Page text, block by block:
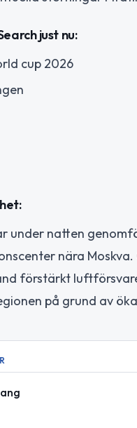
just nu:
cup 2026
under natten
nära
förstärkt
på grund av